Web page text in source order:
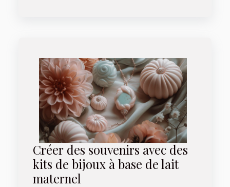
Créer des souvenirs avec des
kits de bijoux à base de lait
maternel